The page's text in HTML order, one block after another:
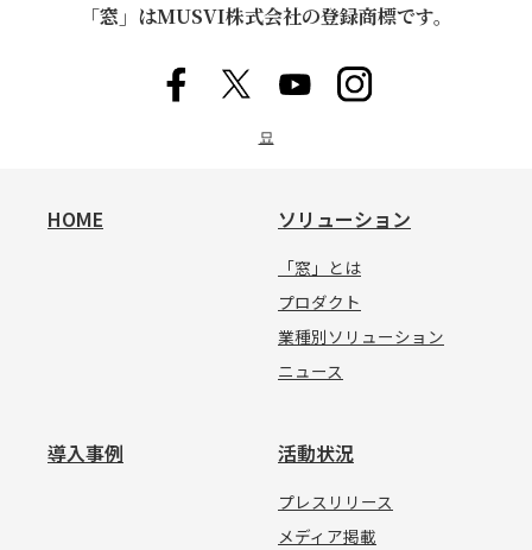
「窓」はMUSVI株式会社の登録商標です。
묘
HOME ソリューション
「窓」とは
プロダクト
業種別ソリューション
ニュース
導入事例 活動状況
プレスリリース
メディア掲載